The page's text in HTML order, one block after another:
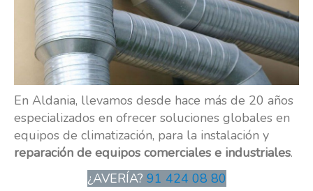
En Aldania, llevamos desde hace más de 20 años
especializados en ofrecer soluciones globales en
equipos de climatización, para la instalación y
reparación de equipos comerciales e industriales.
¿AVERÍA? 91 424 08 80